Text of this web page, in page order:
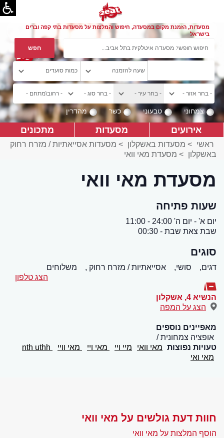
מסעדות, הזמנת מקום במסעדה, חיפוש והמלצות על מסעדות בתי קפה וברים
בישראל
צמחוני טבעוני כשר מהדרין
אירועים מסעדות מתכונים
ראשי > מסעדות באשקלון > מסעדות אסייאתיות / מזרח רחוק
באשקלון > מסעדת מאי וואי
מסעדת מאי וואי
שעות פתיחה
יום א' - יום ה' 24:00 - 11:00
שבת צאת שבת - 00:30
סוגים
דגים, סושי, אסייאתיות / מזרח רחוק ,
משלוחים
הצג טלפון
הנשיא 4 , אשקלון
הצג על המפה
מאפיינים נוספים
אופציה צמחונית
טעויות נפוצות מאי וואי מיי ויי מאי ויי מאי וויי
מאי ואי
חוות דעת גולשים על מאי וואי
הוסף המלצות על מאי וואי